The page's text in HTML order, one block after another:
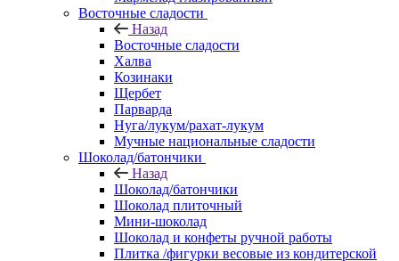
Восточные сладости
Назад
Восточные сладости
Халва
Козинаки
Щербет
Парварда
Нуга/лукум/рахат-лукум
Мучные национальные сладости
Шоколад/батончики
Назад
Шоколад/батончики
Шоколад плиточный
Мини-шоколад
Шоколад и конфеты ручной работы
Плитка /фигурки весовые из кондитерской